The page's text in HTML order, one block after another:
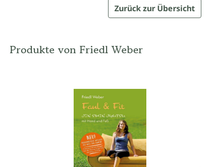
Zurück zur Übersicht
Produkte von Friedl Weber